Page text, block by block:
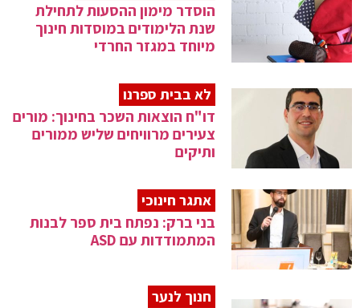
הוסדר מימון ההסעות לתחילת
שנת הלימודים במוסדות חינוך
מיוחד במגזר החרדי
לא בבית ספרנו
דו"ח הוצאות השכר בחינוך: מורים
צעירים מרוויחים שליש ממורים
ותיקים
אתגר חינוכי
בני ברק: נפתח בית ספר לבנות
המתמודדות עם ASD
חנוך לנער